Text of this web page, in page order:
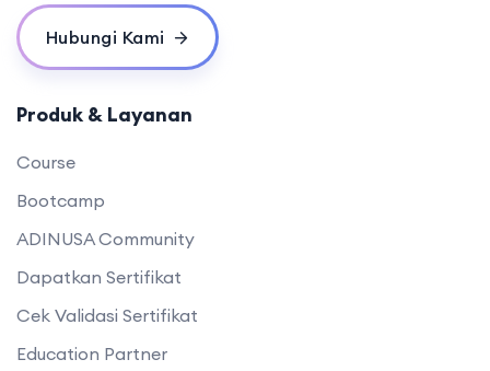
Hubungi Kami
Produk & Layanan
Course
Bootcamp
ADINUSA Community
Dapatkan Sertifikat
Cek Validasi Sertifikat
Education Partner